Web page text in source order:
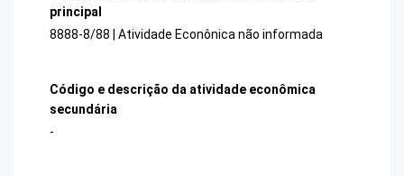
principal
8888-8/88 | Atividade Econônica não informada
Código e descrição da atividade econômica
secundária
-